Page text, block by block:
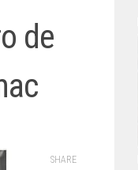
de
SHARE